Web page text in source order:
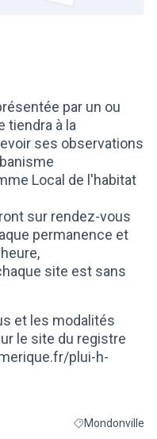
par un ou
tiendra à la
ses observations
Local de l'habitat
sur rendez-vous
permanence et
site est sans
et les modalités
le site du registre
plui-h-
Filtrer les
Mondonville